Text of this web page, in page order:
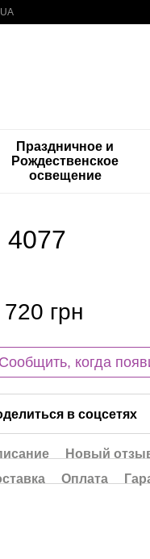
UA
Праздничное и
Рождественское
освещение
720 грн
Сообщить, когда
в соцсетях
Новый
Оплата